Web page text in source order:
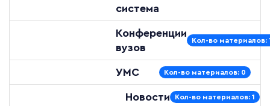
система
Конференции
вузов
Кол-во материалов:
УМС Кол-во материалов: 0
Новости Кол-во материалов: 1